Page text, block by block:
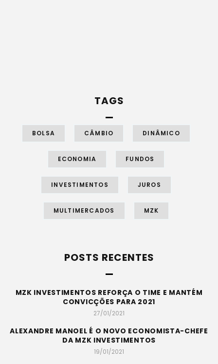
TAGS
BOLSA CÂMBIO DINÂMICO
ECONOMIA FUNDOS
INVESTIMENTOS JUROS
MULTIMERCADOS MZK
POSTS RECENTES
MZK INVESTIMENTOS REFORÇA O TIME E MANTÉM
CONVICÇÕES PARA 2021
27/01/2021
ALEXANDRE MANOEL É O NOVO ECONOMISTA-CHEFE
DA MZK INVESTIMENTOS
19/01/2021